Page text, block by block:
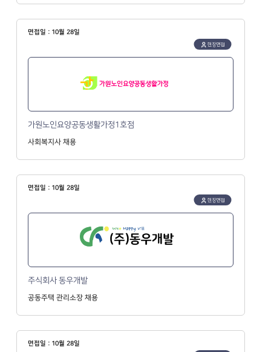
면접일 : 10월 28일
현장면접
가원노인요양공동생활가정1호점
사회복지사 채용
면접일 : 10월 28일
현장면접
주식회사 동우개발
공동주택 관리소장 채용
면접일 : 10월 28일